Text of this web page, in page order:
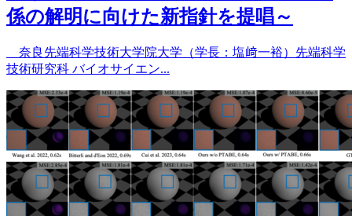
係の解明に向けた新指針を提唱～
奈良先端科学技術大学院大学（学長：塩﨑一裕）先端科学
技術研究科 バイオサイエン...